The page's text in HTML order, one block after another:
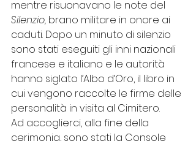
mentre risuonavano le note del
Silenzio, brano militare in onore ai
caduti. Dopo un minuto di silenzio
sono stati eseguiti gli inni nazionali
francese e italiano e le autorità
hanno siglato l’Albo d’Oro, il libro in
cui vengono raccolte le firme delle
personalità in visita al Cimitero.
Ad accoglierci, alla fine della
cerimonia, sono stati la Console